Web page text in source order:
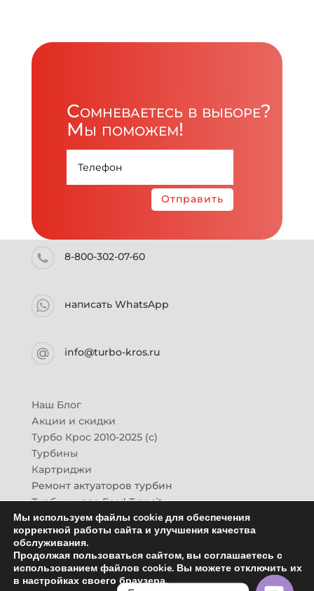
Сомневаетесь в выборе?
Мы поможем!
Отправить
8-800-302-07-60
написать WhatsApp
info@turbo-kros.ru
Наш Блог
Акции и скидки
Турбо Крос 2010-2025 (с)
Турбины
Картриджи
Ремонт актуаторов турбин
Турбины для Ford Transit
Турбины для Mazda CX-7
Картридж для ГАЗон-Next
Турбины HINO (Хино)
Купить новую турбину
Контакты
Мы используем файлы cookie для обеспечения
корректной работы сайта и улучшения качества
обслуживания.
Продолжая пользоваться сайтом, вы соглашаетесь с
использованием файлов cookie. Вы можете отключить их
в настройках своего браузера.